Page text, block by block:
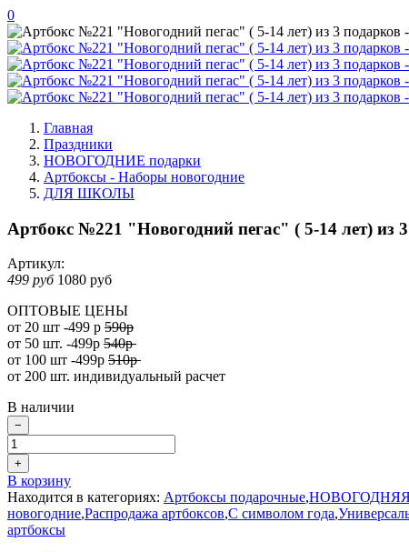
0
Главная
Праздники
НОВОГОДНИЕ подарки
Артбоксы - Наборы новогодние
ДЛЯ ШКОЛЫ
Артбокс №221 "Новогодний пегас" ( 5-14 лет) из
Артикул:
499 руб 1080 руб
ОПТОВЫЕ ЦЕНЫ
от 20 шт -499 р 590р
от 50 шт. -499р 540р
от 100 шт -499р 510р
от 200 шт. индивидуальный расчет
В наличии
−
+
В корзину
Находится в категориях: Артбоксы подарочные,
новогодние,Распродажа артбоксов,С символом года,
артбоксы